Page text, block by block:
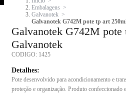
Embalagens
Galvanotek
Galvanotek G742M pote tp art
Galvanotek G742M
Galvanotek
CODIGO: 1425
Detalhes:
Pote desenvolvido para acondicionamento e
proteção e organização. Produto confeccionado